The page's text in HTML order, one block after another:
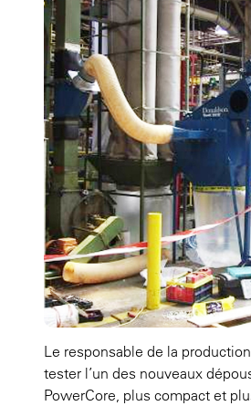
Le responsable de la
tester l’un des nouveaux
PowerCore, plus compact et